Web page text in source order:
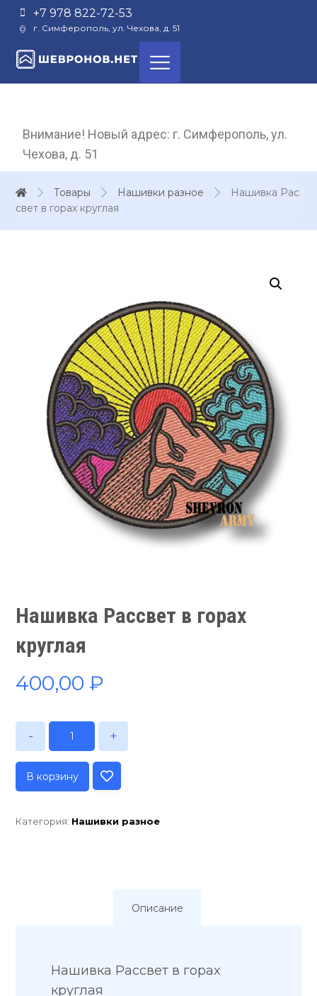
+7 978 822-72-53
г. Симферополь, ул. Чехова, д. 51
Внимание! Новый адрес: г. Симферополь, ул.
Чехова, д. 51
Товары Нашивки разное
Нашивка Рас
свет в горах круглая
Нашивка Рассвет в горах
круглая
400,00₽
- +
В корзину
Категория: Нашивки разное
Описание
Нашивка Рассвет в горах
круглая